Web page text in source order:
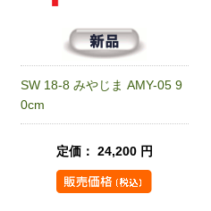
SW 18-8 みやじま AMY-05 9
0cm
定価： 24,200 円